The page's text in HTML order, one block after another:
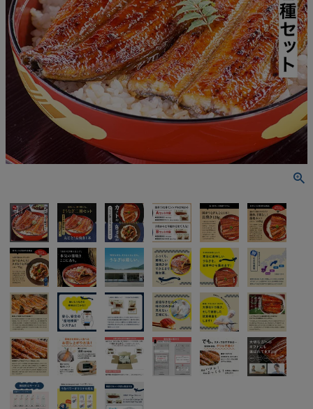
おすすめ海産物
インフォーメーション
うなぎ屋かわすいについて
商品一覧
採用について
かわすいブログ
飲食店
工場見学ツアー
産地検索
お問い合わせ